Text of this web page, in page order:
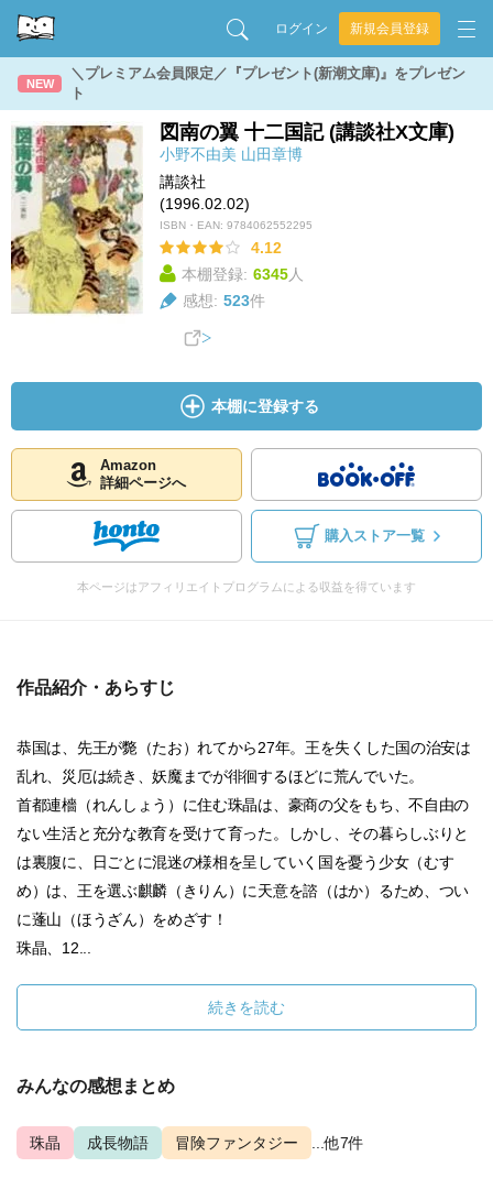
ログイン 新規会員登録
NEW
＼プレミアム会員限定／『プレゼント(新潮文庫)』をプレゼン
ト
図南の翼 十二国記 (講談社X文庫)
小野不由美 山田章博
講談社
(1996.02.02)
ISBN・EAN: 9784062552295
4.12
本棚登録: 6345人
感想: 523件
本棚に登録する
Amazon
詳細ページへ
購入ストア一覧
本ページはアフィリエイトプログラムによる収益を得ています
作品紹介・あらすじ
恭国は、先王が斃（たお）れてから27年。王を失くした国の治安は
乱れ、災厄は続き、妖魔までが徘徊するほどに荒んでいた。
首都連檣（れんしょう）に住む珠晶は、豪商の父をもち、不自由の
ない生活と充分な教育を受けて育った。しかし、その暮らしぶりと
は裏腹に、日ごとに混迷の様相を呈していく国を憂う少女（むす
め）は、王を選ぶ麒麟（きりん）に天意を諮（はか）るため、つい
に蓬山（ほうざん）をめざす！
珠晶、12...
続きを読む
みんなの感想まとめ
珠晶 成長物語 冒険ファンタジー ...他7件